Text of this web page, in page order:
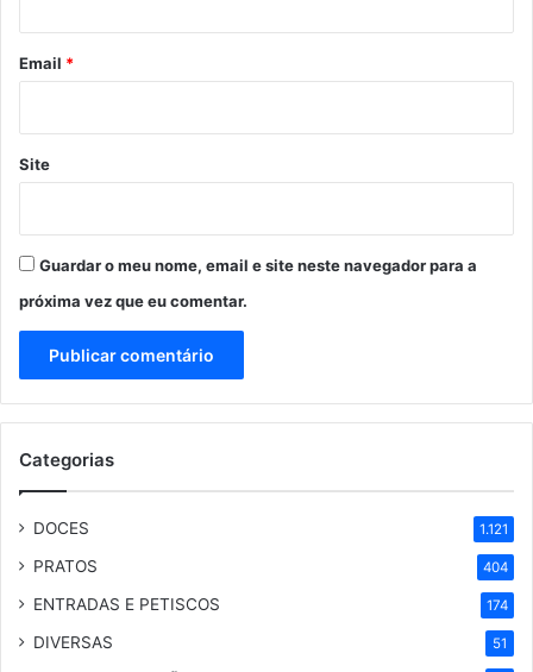
*
Email *
Site
Guardar o meu nome, email e site neste navegador para a
próxima vez que eu comentar.
Categorias
DOCES 1.121
PRATOS 404
ENTRADAS E PETISCOS 174
DIVERSAS 51